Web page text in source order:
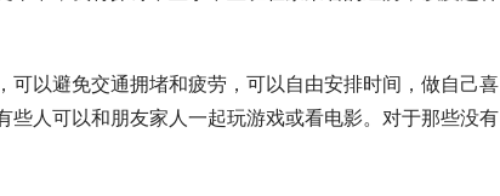
以避免交通拥堵和疲劳，可以自由安排时间，做自己喜
人可以和朋友家人一起玩游戏或看电影。对于那些没有